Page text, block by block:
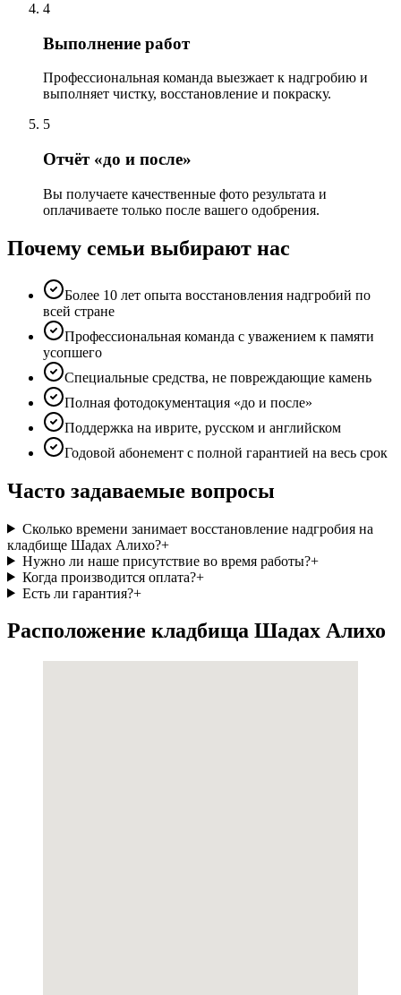
4
Выполнение работ
Профессиональная команда выезжает к надгробию и
выполняет чистку, восстановление и покраску.
5
Отчёт «до и после»
Вы получаете качественные фото результата и
оплачиваете только после вашего одобрения.
Почему семьи выбирают нас
Более 10 лет опыта восстановления надгробий по
всей стране
Профессиональная команда с уважением к памяти
усопшего
Специальные средства, не повреждающие камень
Полная фотодокументация «до и после»
Поддержка на иврите, русском и английском
Годовой абонемент с полной гарантией на весь срок
Часто задаваемые вопросы
Сколько времени занимает восстановление надгробия на
кладбище Шадах Алихо?+
Нужно ли наше присутствие во время работы?+
Когда производится оплата?+
Есть ли гарантия?+
Расположение кладбища Шадах Алихо